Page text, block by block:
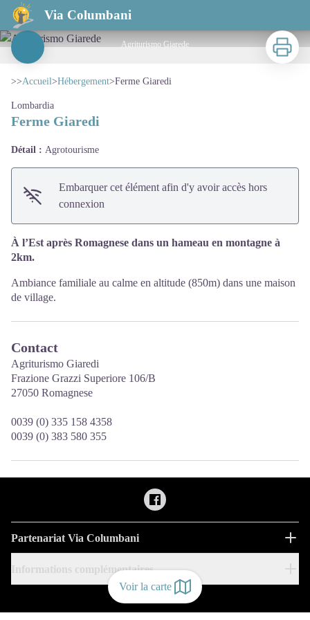
Via Columbani
Ferme Giaredi
Voir la carte
Agriturismo Giarede
Imprimer
>>Accueil>Hébergement>Ferme Giaredi
Lombardia
Ferme Giaredi
Détail : Agrotourisme
Embarquer cet élément afin d'y avoir accès hors
connexion
À l’Est après Romagnese dans un hameau en montagne à
2km.
Ambiance familiale au calme en altitude (850m) dans une maison
de village.
Contact
Agriturismo Giaredi
Frazione Grazzi Superiore 106/B
27050 Romagnese
0039 (0) 335 158 4358
0039 (0) 383 580 355
Partenariat Via Columbani
Informations complémentaires